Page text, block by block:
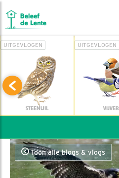
UITGEVLOGEN
STEENUIL
UITGEVLOGEN
VIJVER
Toon alle blogs & vlogs